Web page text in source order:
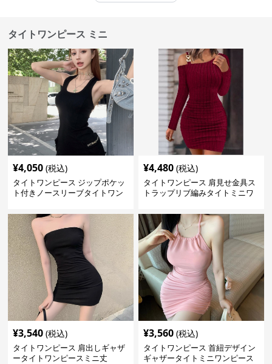
タイトワンピース ミニ
¥4,050 (税込)
タイトワンピース ジップポケッ
ト付きノースリーブタイトワン
¥4,480 (税込)
タイトワンピース 肩見せ金具ス
トラップリブ編みタイトミニワ
¥3,540 (税込)
タイトワンピース 肩出しギャザ
ータイトワンピースミニ丈
¥3,560 (税込)
タイトワンピース 首紐デザイン
ギャザータイトミニワンピース